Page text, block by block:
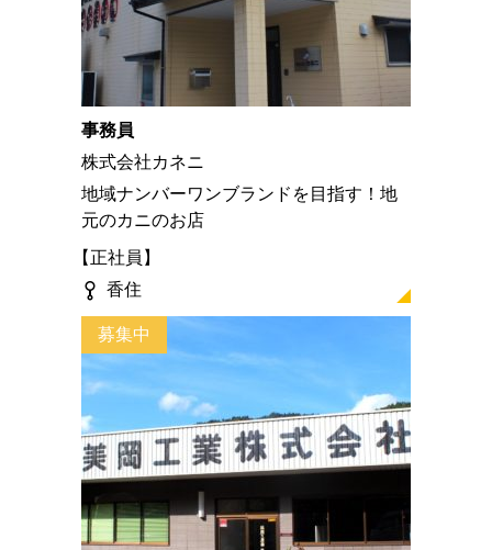
事務員
株式会社カネニ
地域ナンバーワンブランドを目指す！地
元のカニのお店
正社員
香住
募集中